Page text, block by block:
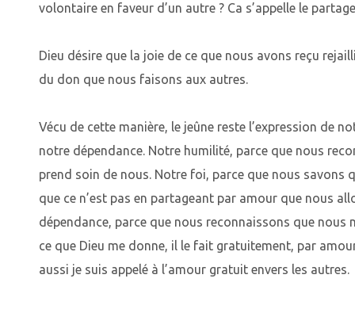
volontaire en faveur d’un autre ? Ca s’appelle le
Dieu désire que la joie de ce que nous avons reçu
du don que nous faisons aux autres.
Vécu de cette manière, le jeûne reste l’expression de
notre dépendance. Notre humilité, parce que nous
prend soin de nous. Notre foi, parce que nous savons
que ce n’est pas en partageant par amour que nous
dépendance, parce que nous reconnaissons que nous
ce que Dieu me donne, il le fait gratuitement, par
aussi je suis appelé à l’amour gratuit envers les autres.